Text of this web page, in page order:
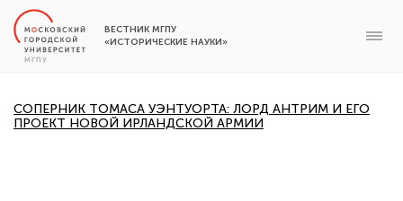
ВЕСТНИК МГПУ
«ИСТОРИЧЕСКИЕ НАУКИ»
СОПЕРНИК ТОМАСА УЭНТУОРТА: ЛОРД АНТРИМ И ЕГО
ПРОЕКТ НОВОЙ ИРЛАНДСКОЙ АРМИИ